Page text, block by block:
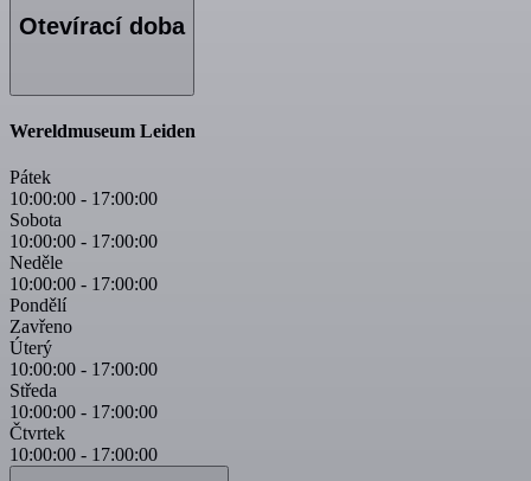
Otevírací doba
Wereldmuseum Leiden
Pátek
10:00:00 - 17:00:00
Sobota
10:00:00 - 17:00:00
Neděle
10:00:00 - 17:00:00
Pondělí
Zavřeno
Úterý
10:00:00 - 17:00:00
Středa
10:00:00 - 17:00:00
Čtvrtek
10:00:00 - 17:00:00